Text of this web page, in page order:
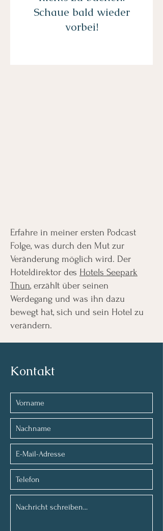
Schaue bald wieder
vorbei!
Erfahre in meiner ersten Podcast
Folge, was durch den Mut zur
Veränderung möglich wird. Der
Hoteldirektor des Hotels Seepark
Thun, erzählt über seinen
Werdegang und was ihn dazu
bewegt hat, sich und sein Hotel zu
verändern.
Kontakt